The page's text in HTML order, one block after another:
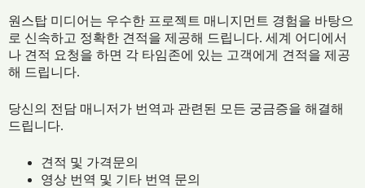
원스탑 미디어는 우수한 프로젝트 매니지먼트 경험을 바탕으
로 신속하고 정확한 견적을 제공해 드립니다. 세계 어디에서
나 견적 요청을 하면 각 타임존에 있는 고객에게 견적을 제공
해 드립니다.
당신의 전담 매니저가 번역과 관련된 모든 궁금증을 해결해
드립니다.
견적 및 가격문의
영상 번역 및 기타 번역 문의